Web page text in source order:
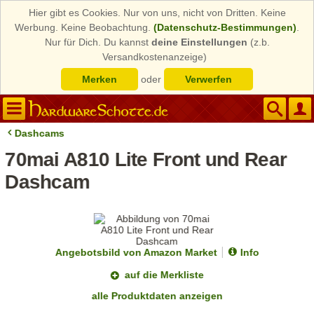
Hier gibt es Cookies. Nur von uns, nicht von Dritten. Keine
Werbung. Keine Beobachtung. (Datenschutz-Bestimmungen)
Nur für Dich. Du kannst deine Einstellungen (z.b.
Versandkostenanzeige)
Merken
oder Verwerfen
Dashcams
70mai A810 Lite Front und Rear
Dashcam
Angebotsbild von Amazon Market
Info
auf die Merkliste
alle Produktdaten anzeigen